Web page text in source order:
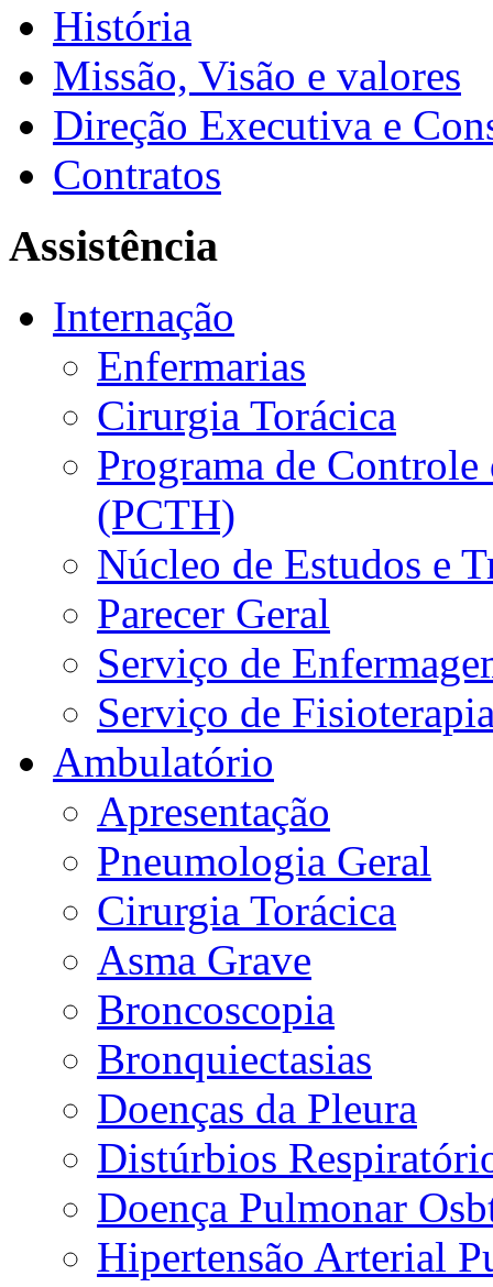
História
Missão, Visão e valores
Direção Executiva e
Contratos
Assistência
Internação
Enfermarias
Cirurgia Torácica
Programa de
(PCTH)
Núcleo de Estudos e
Parecer Geral
Serviço de
Serviço de
Ambulatório
Apresentação
Pneumologia Geral
Cirurgia Torácica
Asma Grave
Broncoscopia
Bronquiectasias
Doenças da Pleura
Distúrbios
Doença Pulmonar
Hipertensão Arterial